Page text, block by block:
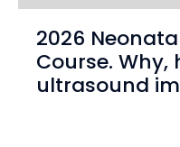
2026
Course.
ultrasound